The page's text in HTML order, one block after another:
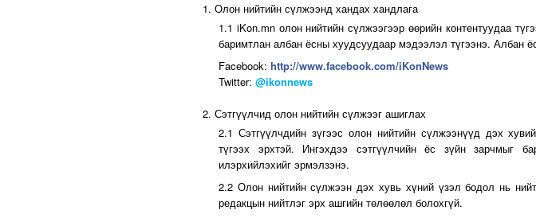
1. Олон нийтийн сүлжээнд хандах хандлага
1.1 iKon.mn олон нийтийн сүлжээгээр өөрийн контентуудаа
баримтлан албан ёсны хуудсуудаар мэдээлэл түгээнэ. Албан
Facebook: http://www.facebook.com/iKonNews
Twitter: @ikonnews
2. Сэтгүүлчид олон нийтийн сүлжээг ашиглах
2.1 Сэтгүүлчдийн зүгээс олон нийтийн сүлжээнүүд дэх
түгээх эрхтэй. Ингэхдээ сэтгүүлчийн ёс зүйн зарчмыг
илэрхийлэхийг эрмэлзэнэ.
2.2 Олон нийтийн сүлжээн дэх хувь хүний үзэл бодол нь
редакцын нийтлэг эрх ашгийн төлөөлөл болохгүй.